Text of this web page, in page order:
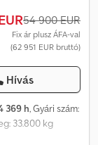
54 900 EUR
Fix ár plusz ÁFA-val
(62 951 EUR bruttó)
Hívás
369 h, Gyári szám:
33.800 kg